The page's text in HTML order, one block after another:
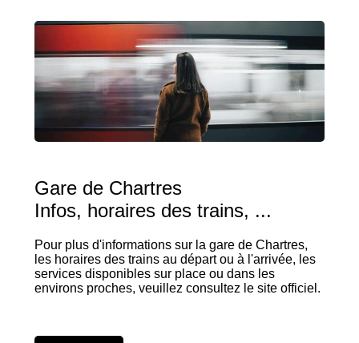
Gare de Chartres
Infos, horaires des trains, ...
Pour plus d'informations sur la gare de Chartres,
les horaires des trains au départ ou à l'arrivée, les
services disponibles sur place ou dans les
environs proches, veuillez consultez le site officiel.